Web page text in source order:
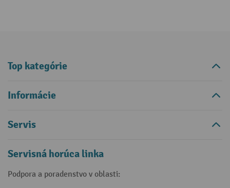
Top kategórie
Informácie
Servis
Servisná horúca linka
Podpora a poradenstvo v oblasti: